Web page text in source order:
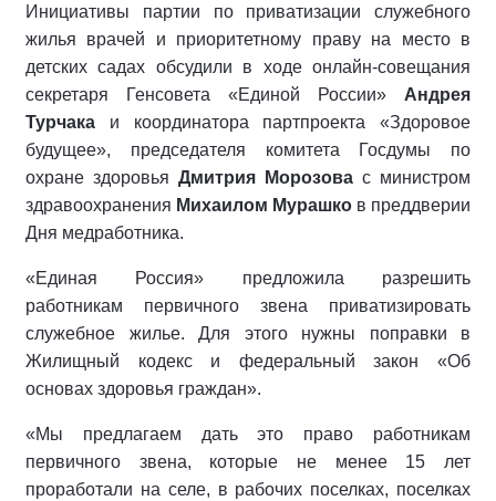
Инициативы партии по приватизации служебного
жилья врачей и приоритетному праву на место в
детских садах обсудили в ходе онлайн-совещания
секретаря Генсовета «Единой России» Андрея
Турчака и координатора партпроекта «Здоровое
будущее», председателя комитета Госдумы по
охране здоровья Дмитрия Морозова с министром
здравоохранения Михаилом Мурашко в преддверии
Дня медработника.
«Единая Россия» предложила разрешить
работникам первичного звена приватизировать
служебное жилье. Для этого нужны поправки в
Жилищный кодекс и федеральный закон «Об
основах здоровья граждан».
«Мы предлагаем дать это право работникам
первичного звена, которые не менее 15 лет
проработали на селе, в рабочих поселках, поселках